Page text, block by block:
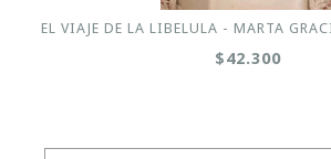
EL VIAJE DE LA LIBELULA - MARTA
$42.300